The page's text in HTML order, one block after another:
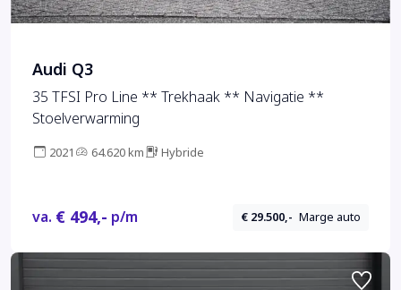
Audi Q3
35 TFSI Pro Line ** Trekhaak ** Navigatie **
Stoelverwarming
2021 64.620 km Hybride
va. € 494,- p/m € 29.500,- Marge auto